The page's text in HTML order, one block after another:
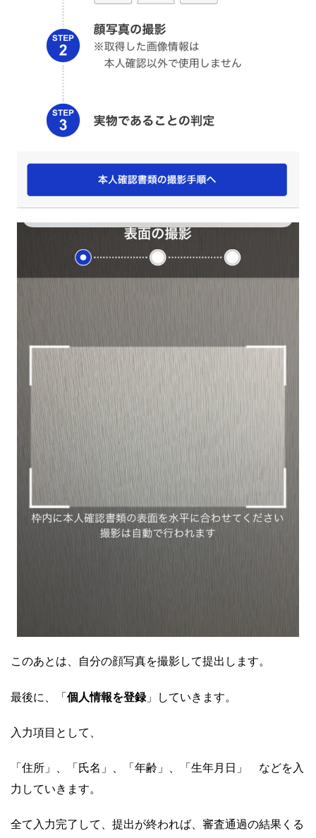
このあとは、自分の顔写真を撮影して提出します。
最後に、「 個人情報を登録」していきます。
入力項目として、
「住所」、「氏名」、「年齢」、「生年月日」 などを入
力していきます。
全て入力完了して、提出が終われば、審査通過の結果くる